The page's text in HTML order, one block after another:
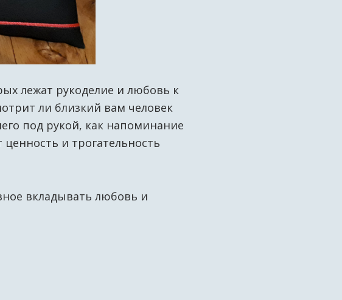
лежат рукоделие и любовь к
ли близкий вам человек
под рукой, как напоминание
и трогательность
вкладывать любовь и